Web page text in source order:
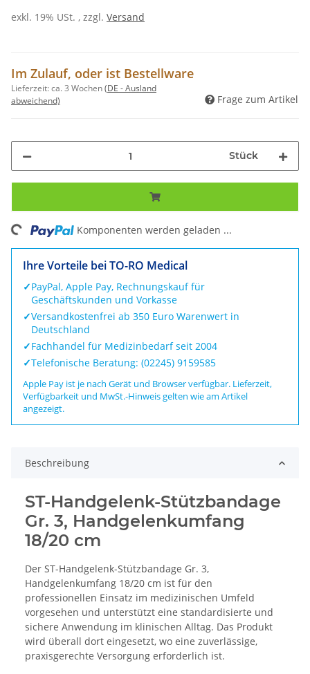
exkl. 19% USt. , zzgl. Versand
Im Zulauf, oder ist Bestellware
Lieferzeit:ca. 3 Wochen(DE - Ausland
abweichend)
Frage zum Artikel
Stück
Komponenten werden geladen ...
Ihre Vorteile bei TO-RO Medical
✓PayPal, Apple Pay, Rechnungskauf für
Geschäftskunden und Vorkasse
✓Versandkostenfrei ab 350 Euro Warenwert in
Deutschland
✓Fachhandel für Medizinbedarf seit 2004
✓Telefonische Beratung: (02245) 9159585
Apple Pay ist je nach Gerät und Browser verfügbar. Lieferzeit,
Verfügbarkeit und MwSt.-Hinweis gelten wie am Artikel
angezeigt.
Beschreibung
ST-Handgelenk-Stützbandage
Gr. 3, Handgelenkumfang
18/20 cm
Der ST-Handgelenk-Stützbandage Gr. 3,
Handgelenkumfang 18/20 cm ist für den
professionellen Einsatz im medizinischen Umfeld
vorgesehen und unterstützt eine standardisierte und
sichere Anwendung im klinischen Alltag. Das Produkt
wird überall dort eingesetzt, wo eine zuverlässige,
praxisgerechte Versorgung erforderlich ist.